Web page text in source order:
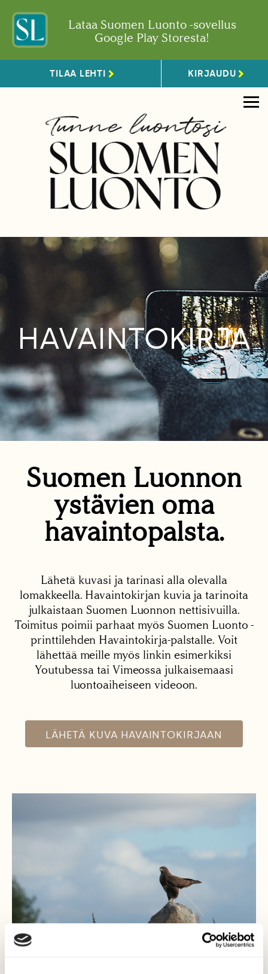
Lataa Suomen Luonto -sovellus
Google Play Storesta!
TILAA LEHTI KIRJAUDU
HAVAINTOKIRJA
Suomen Luonnon
ystävien oma
havaintopalsta.
Lähetä kuvasi ja tarinasi alla olevalla
lomakkeella. Havaintokirjan kuvia ja tarinoita
julkaistaan Suomen Luonnon nettisivuilla.
Toimitus poimii parhaat myös Suomen Luonto -
printtilehden Havaintokirja-palstalle. Voit
lähettää meille myös linkin esimerkiksi
Youtubessa tai Vimeossa julkaisemaasi
luontoaiheiseen videoon.
LÄHETÄ KUVA HAVAINTOKIRJAAN